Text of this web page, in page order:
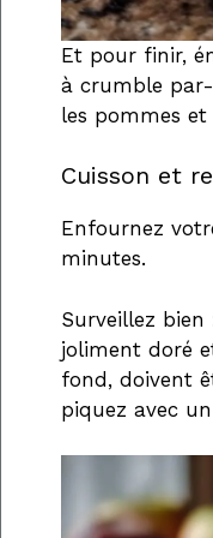
Et pour finir,
à crumble
les pommes
Cuisson et
Enfournez
minutes.
Surveillez
joliment doré
fond, doivent
piquez avec